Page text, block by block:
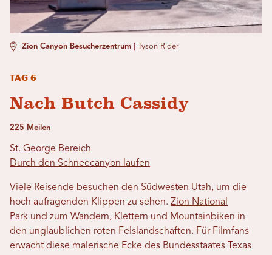
Zion Canyon Besucherzentrum Tyson Rider
Tag 6
Nach Butch Cassidy
225 Meilen
St. George Bereich
Durch den Schneecanyon laufen
Viele Reisende besuchen den Südwesten Utah, um die
hoch aufragenden Klippen zu sehen. Zion National
Park und zum Wandern, Klettern und Mountainbiken in
den unglaublichen roten Felslandschaften. Für Filmfans
erwacht diese malerische Ecke des Bundesstaates Texas